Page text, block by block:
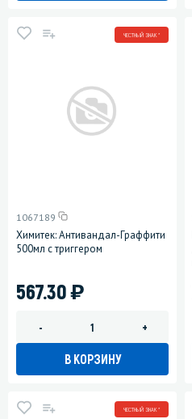
ЧЕСТНЫЙ ЗНАК *
1067189
Химитек: Антивандал-Граффити
500мл с триггером
567.30)
- +
В КОРЗИНУ
ЧЕСТНЫЙ ЗНАК *